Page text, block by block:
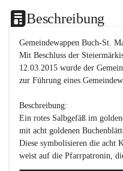
Beschreibung
Gemeindewappen Buch-St.
Mit Beschluss der
12.03.2015 wurde der
zur Führung eines
Beschreibung:
Ein rotes Salbgefäß im
mit acht goldenen
Diese symbolisieren die acht